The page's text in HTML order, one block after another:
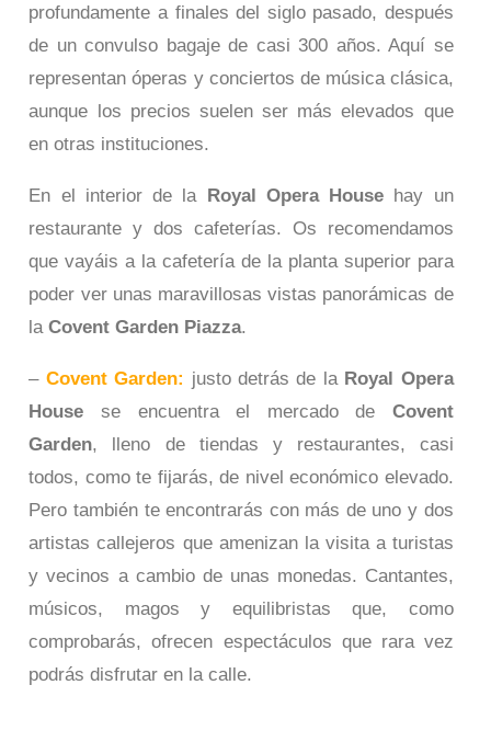
profundamente a finales del siglo pasado, después
de un convulso bagaje de casi 300 años. Aquí se
representan óperas y conciertos de música clásica,
aunque los precios suelen ser más elevados que
en otras instituciones.
En el interior de la Royal Opera House hay un
restaurante y dos cafeterías. Os recomendamos
que vayáis a la cafetería de la planta superior para
poder ver unas maravillosas vistas panorámicas de
laCovent Garden Piazza.
– Covent Garden: justo detrás de la Royal Opera
House se encuentra el mercado de Covent
Garden, lleno de tiendas y restaurantes, casi
todos, como te fijarás, de nivel económico elevado.
Pero también te encontrarás con más de uno y dos
artistas callejeros que amenizan la visita a turistas
y vecinos a cambio de unas monedas. Cantantes,
músicos, magos y equilibristas que, como
comprobarás, ofrecen espectáculos que rara vez
podrás disfrutar en la calle.